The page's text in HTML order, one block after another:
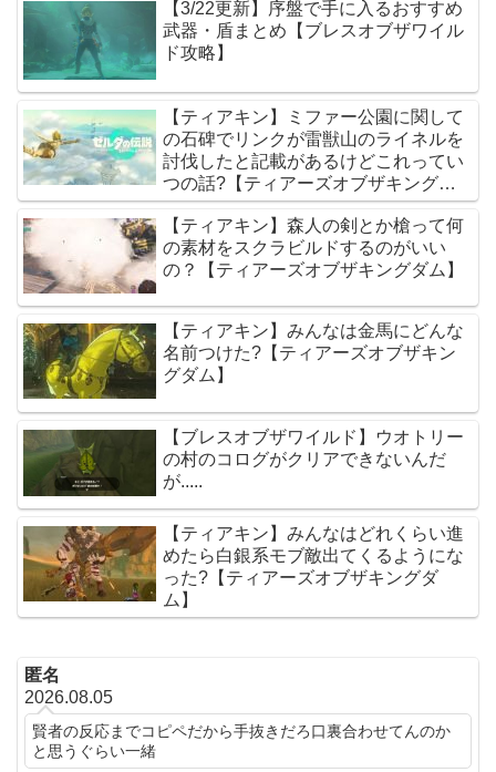
【3/22更新】序盤で手に入るおすすめ
武器・盾まとめ【ブレスオブザワイル
ド攻略】
【ティアキン】ミファー公園に関して
の石碑でリンクが雷獣山のライネルを
討伐したと記載があるけどこれってい
つの話?【ティアーズオブザキングダ
ム】
【ティアキン】森人の剣とか槍って何
の素材をスクラビルドするのがいい
の？【ティアーズオブザキングダム】
【ティアキン】みんなは金馬にどんな
名前つけた?【ティアーズオブザキン
グダム】
【ブレスオブザワイルド】ウオトリー
の村のコログがクリアできないんだ
が.....
【ティアキン】みんなはどれくらい進
めたら白銀系モブ敵出てくるようにな
った?【ティアーズオブザキングダ
ム】
匿名
2026.08.05
賢者の反応までコピペだから手抜きだろ口裏合わせてんのか
と思うぐらい一緒